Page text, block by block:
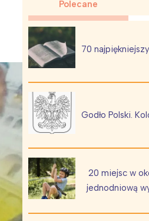
Polecane
70
Godło Polski.
20 miejsc w
jednodniową